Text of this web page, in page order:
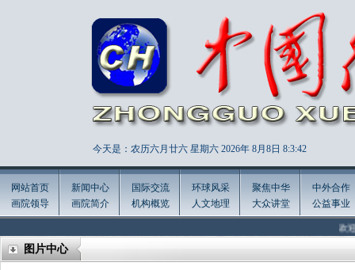
今天是：农历六月廿六 星期六 2026年 8月8日 8:3:44
网站首页
画院领导
新闻中心
画院简介
国际交流
机构概览
环球风采
人文地理
聚焦中华
大众讲堂
中外合作
公益事业
欢迎
图片中心